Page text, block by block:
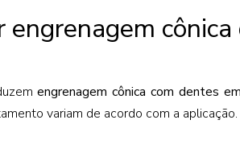
engrenagem cônica com dentes
variam de acordo com a aplicação.